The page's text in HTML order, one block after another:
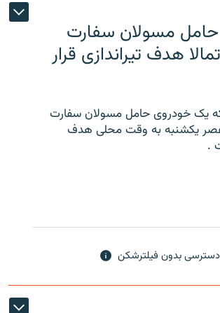
مسولان سفارت
هدف تیراندازی قرار
که یک خودروی حامل مسولان سفارت
عصر یکشنبه به وقت محلی هدف
.
دسترسی بدون فیلترشکن